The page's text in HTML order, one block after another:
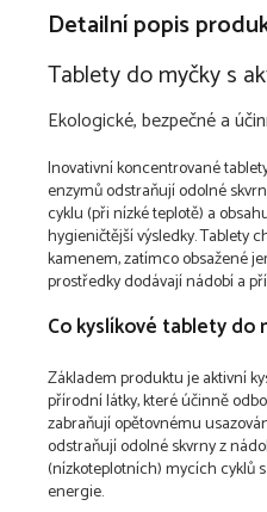
Detailní popis
Tablety do myčky s
Ekologické, bezpečné a
Inovativní koncentrované
enzymů odstraňují odolné
cyklu (při nízké teplotě) a
hygieničtější výsledky. Tablety
kamenem, zatímco obsažené
prostředky dodávají nádobí a
Co kyslíkové tablety do
Základem produktu je aktivní
přírodní látky, které účinně
zabraňují opětovnému
odstraňují odolné skvrny z
(nízkoteplotních) mycích cyklů
energie.